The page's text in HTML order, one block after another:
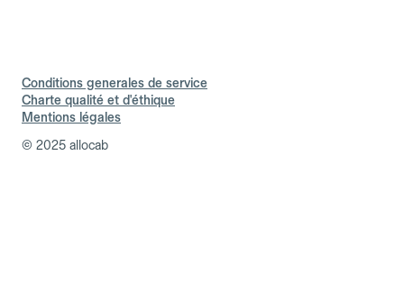
Conditions generales de service
Charte qualité et d'éthique
Mentions légales
© 2025 allocab